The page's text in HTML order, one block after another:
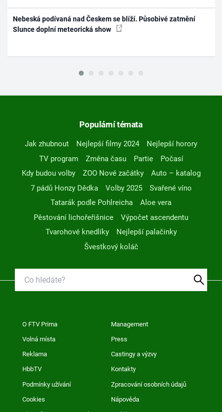
Nebeská podívaná nad Českem se blíží. Působivé zatmění
Slunce doplní meteorická show
Populární témata
Jak zhubnout Nejlepší filmy 2024
Nejlepší horory
TV program
Změna času Partie
Počasí
Kdy budou volby
ZOO Nové začátky
Auto – katalog
7 pádů Honzy Dědka
Volby 2025
Svařené víno
Tatarák podle Pohlreicha
Aloe vera
Pěstování lichořeřišnice
Výpočet ascendentu
Tvarohové knedlíky
Nejlepší palačinky
Švestkový koláč
O FTV Prima Management
Volná místa Press
Reklama Castingy a výzvy
HbbTV Kontakty
Podmínky užívání Zpracování osobních údajů
Cookies Nápověda